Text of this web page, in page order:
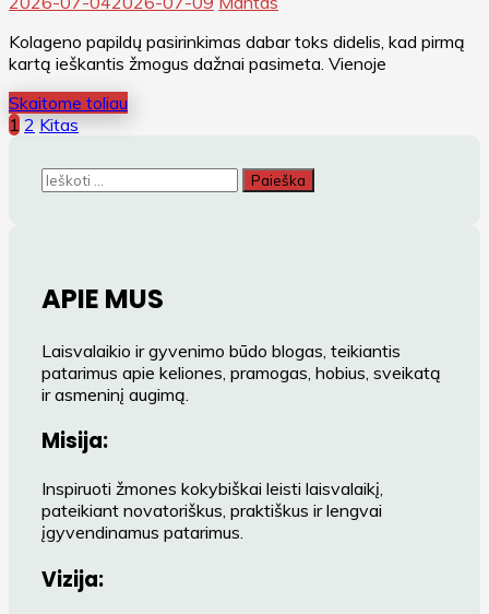
Kolageno papildų pasirinkimas dabar toks didelis, kad pirmą
kartą ieškantis žmogus dažnai pasimeta. Vienoje
Skaitome toliau
Įrašų
puslapiavimas
1 2 Kitas
Ieškoti:
APIE MUS
Laisvalaikio ir gyvenimo būdo blogas, teikiantis
patarimus apie keliones, pramogas, hobius, sveikatą
ir asmeninį augimą.
Misija:
Inspiruoti žmones kokybiškai leisti laisvalaikį,
pateikiant novatoriškus, praktiškus ir lengvai
įgyvendinamus patarimus.
Vizija: